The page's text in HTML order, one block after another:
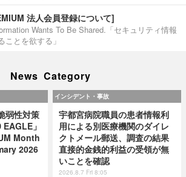
法人会員登録について]
Wants To Be Shared.「セキュリティ情報
ことを欲する」
News Category
弱性対策
」
Month
2026
インシデント・事故
宇都宮病院職員の患者情報利
用による別医療機関のダイレ
クトメール郵送、調査の結果
直接的金銭的利益の受領が無
いことを確認
2026.8.7 Fri 8:05